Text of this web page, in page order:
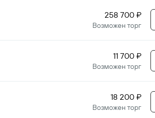
258 700 ₽
Возможен торг
11 700 ₽
Возможен торг
18 200 ₽
Возможен торг